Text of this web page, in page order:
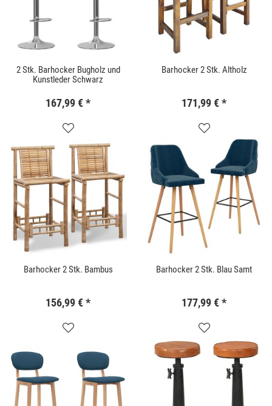
2 Stk. Barhocker Bugholz und
Kunstleder Schwarz
167,99 €*
Barhocker 2 Stk. Altholz
171,99 €*
Barhocker 2 Stk. Bambus
156,99 €*
Barhocker 2 Stk. Blau Samt
177,99 €*